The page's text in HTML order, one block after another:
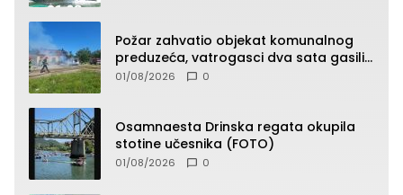
Požar zahvatio objekat komunalnog
preduzeća, vatrogasci dva sata gasili
vatru (FOTO)
01/08/2026 0
Osamnaesta Drinska regata okupila
stotine učesnika (FOTO)
01/08/2026 0